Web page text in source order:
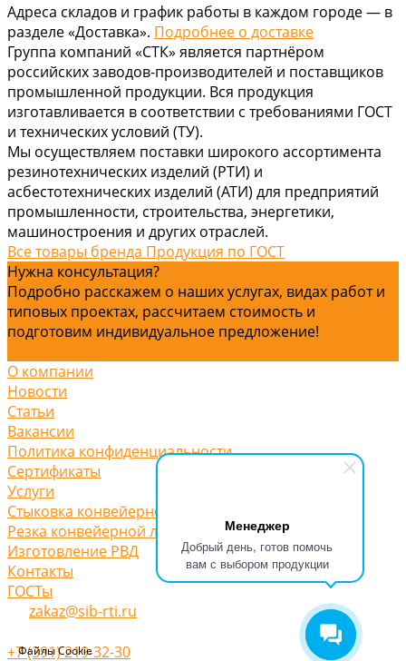
Менеджер
Добрый день, готов помочь
вам с выбором продукции
Файлы Cookie
Адреса складов и график работы в каждом городе — в
разделе «Доставка». Подробнее о доставке
Группа компаний «СТК» является партнёром
российских заводов-производителей и поставщиков
промышленной продукции. Вся продукция
изготавливается в соответствии с требованиями ГОСТ
и технических условий (ТУ).
Мы осуществляем поставки широкого ассортимента
резинотехнических изделий (РТИ) и
асбестотехнических изделий (АТИ) для предприятий
промышленности, строительства, энергетики,
машиностроения и других отраслей.
Все товары бренда Продукция по ГОСТ
Нужна консультация?
Подробно расскажем о наших услугах, видах работ и
типовых проектах, рассчитаем стоимость и
подготовим индивидуальное предложение!
О компании
Новости
Статьи
Вакансии
Политика конфиденциальности
Сертификаты
Услуги
Стыковка конвейерной ленты
Резка конвейерной ленты
Изготовление РВД
Контакты
ГОСТы
zakaz@sib-rti.ru
+7 (391) 219-32-30